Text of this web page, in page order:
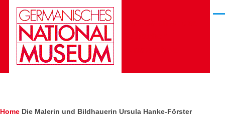
Skip to main content
Breadcrumb
Home Die Malerin und Bildhauerin Ursula Hanke-Förster